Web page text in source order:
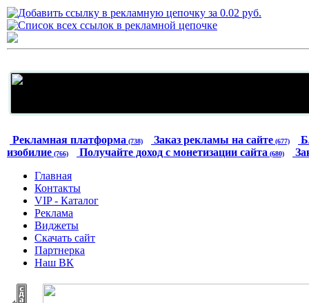
Рекламная платформа (738) Заказ рекламы на сайте (677)
изобилие (766) Получайте доход с монетизации сайта (680)
Главная
Контакты
VIP - Каталог
Реклама
Виджеты
Скачать сайт
Партнерка
Наш ВК